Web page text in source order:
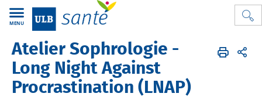
MENU
ULB Santé FR Actualités Sante et bien-être
Atelier Sophrologie -
Long Night Against
Procrastination (LNAP)